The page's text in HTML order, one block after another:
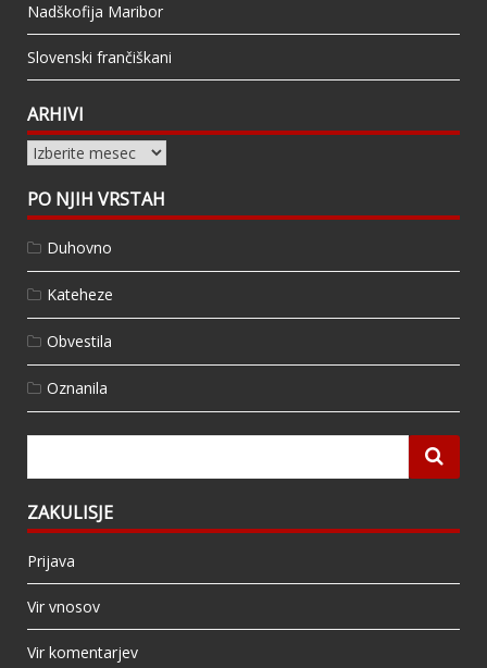
Nadškofija Maribor
Slovenski frančiškani
ARHIVI
Arhivi
PO NJIH VRSTAH
Duhovno
Kateheze
Obvestila
Oznanila
ZAKULISJE
Prijava
Vir vnosov
Vir komentarjev